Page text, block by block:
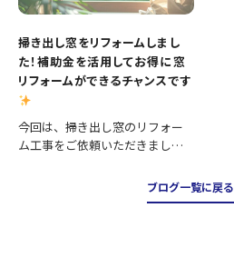
掃き出し窓をリフォームしまし
た！補助金を活用してお得に窓
リフォームができるチャンスです
今回は、掃き出し窓のリフォー
ム工事をご依頼いただきまし
が良く、お庭やバルコニーへの
出入りにも便利ですが、その一
ブログ一覧に戻る